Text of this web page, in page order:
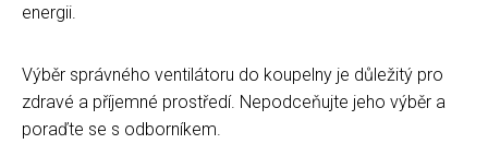
energii.
Výběr správného ventilátoru do koupelny je důležitý pro
zdravé a příjemné prostředí. Nepodceňujte jeho výběr a
poraďte se s odborníkem.